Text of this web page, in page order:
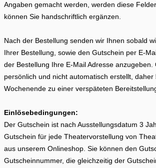
Angaben gemacht werden, werden diese
können Sie handschriftlich ergänzen.
Nach der Bestellung senden wir Ihnen sobald
Ihrer Bestellung, sowie den Gutschein per E-
der Bestellung Ihre E-Mail Adresse
persönlich und nicht automatisch erstellt,
Wochenende zu einer verspäteten
Einlösebedingungen:
Der Gutschein ist nach Ausstellungsdatum 3
Gutschein für jede Theatervorstellung von
aus unserem Onlineshop. Sie können den
Gutscheinnummer, die gleichzeitig der